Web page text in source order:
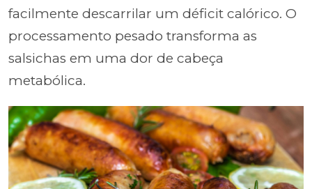
facilmente descarrilar um déficit calórico. O
processamento pesado transforma as
salsichas em uma dor de cabeça
metabólica.